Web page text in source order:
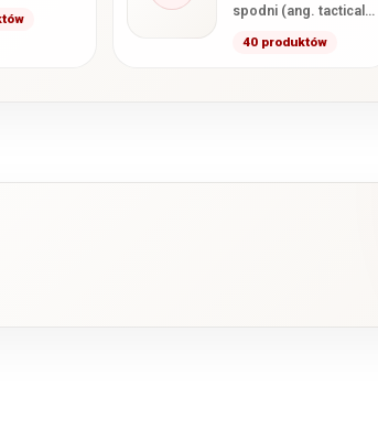
spodni (ang. tactical
profesjonalne, które
40 produktów